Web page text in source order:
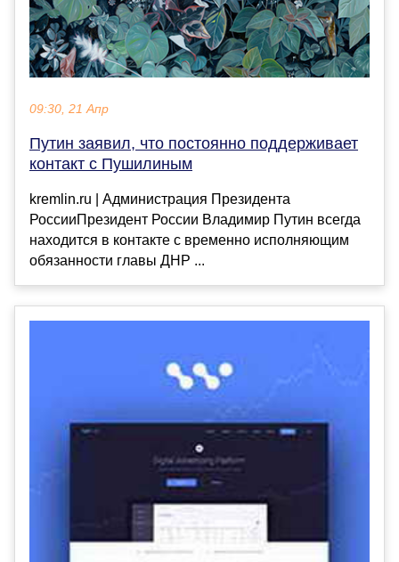
09:30, 21 Апр
Путин заявил, что постоянно поддерживает
контакт с Пушилиным
kremlin.ru | Администрация Президента
РоссииПрезидент России Владимир Путин всегда
находится в контакте с временно исполняющим
обязанности главы ДНР ...